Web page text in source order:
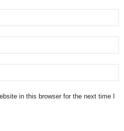
in this browser for the next time I